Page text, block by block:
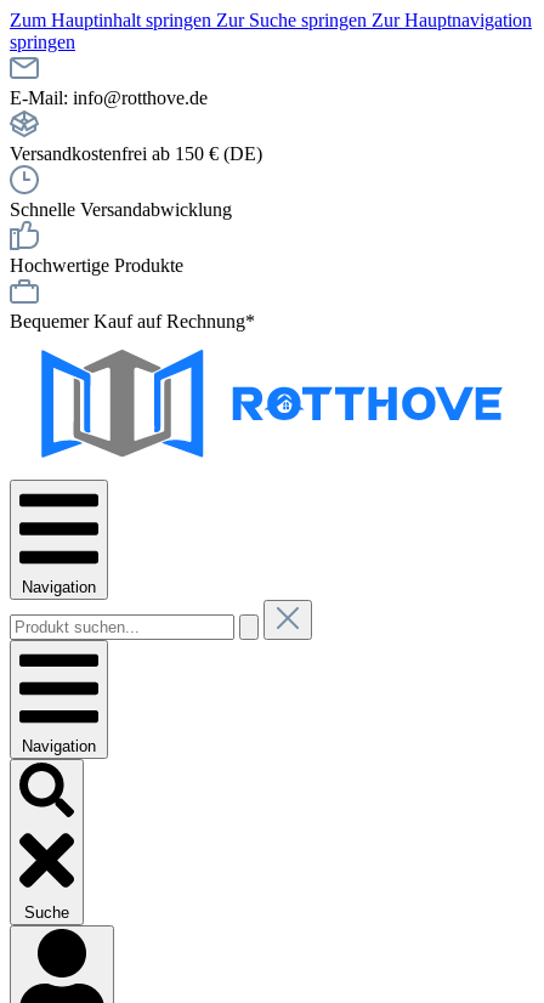
Zum Hauptinhalt springen Zur Suche springen Zur Hauptnavigation
springen
E-Mail: info@rotthove.de
Versandkostenfrei ab 150 € (DE)
Schnelle Versandabwicklung
Hochwertige Produkte
Bequemer Kauf auf Rechnung*
Navigation
Navigation
Suche